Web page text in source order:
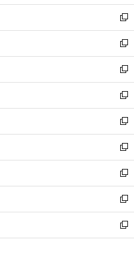
ウ
ィ
ン
ド
ウ
で
開
く
し
い
ウ
ィ
ン
ド
ウ
で
開
く
新
し
い
ウ
ィ
ン
ド
ウ
で
開
く
新
し
い
ウ
ィ
ン
ド
ウ
で
開
く
新
し
い
ウ
ィ
ン
ド
ウ
で
開
く
新
し
い
ウ
ィ
ン
ド
ウ
で
開
く
新
し
い
ウ
ィ
ン
ド
ウ
で
開
新
し
い
ウ
ィ
ン
ド
ウ
新
し
い
ウ
ィ
ン
新
し
い
ウ
新
し